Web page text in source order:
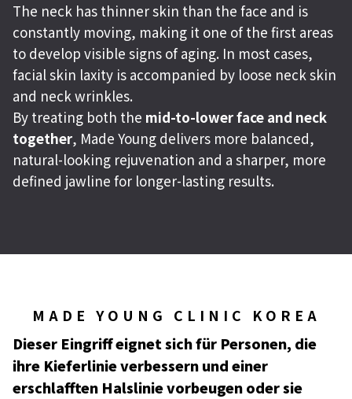
The neck has thinner skin than the face and is
constantly moving, making it one of the first areas
to develop visible signs of aging. In most cases,
facial skin laxity is accompanied by loose neck skin
and neck wrinkles.
By treating both the mid-to-lower face and neck
together, Made Young delivers more balanced,
natural-looking rejuvenation and a sharper, more
defined jawline for longer-lasting results.
MADE YOUNG CLINIC KOREA
Dieser Eingriff eignet sich für Personen, die
ihre Kieferlinie verbessern und einer
erschlafften Halslinie vorbeugen oder sie